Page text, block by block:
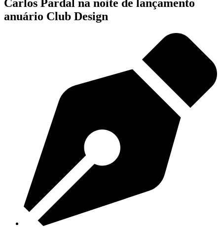
Carlos Pardal na noite de lançamento
anuário Club Design